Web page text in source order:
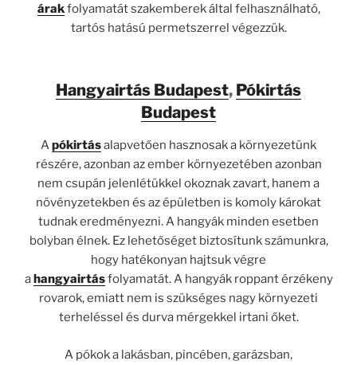
árakfolyamatát szakemberek által felhasználható,
tartós hatású permetszerrel végezzük.
Hangyairtás Budapest, Pókirtás
Budapest
Apókirtásalapvetően hasznosak a környezetünk
részére, azonban az ember környezetében azonban
nem csupán jelenlétükkel okoznak zavart, hanem a
növényzetekben és az épületben is komoly károkat
tudnak eredményezni. A hangyák minden esetben
bolyban élnek. Ez lehetőséget biztosítunk számunkra,
hogy hatékonyan hajtsuk végre
a hangyairtásfolyamatát. A hangyák roppant érzékeny
rovarok, emiatt nem is szükséges nagy környezeti
terheléssel és durva mérgekkel irtani őket.
A pókok a lakásban, pincében, garázsban,